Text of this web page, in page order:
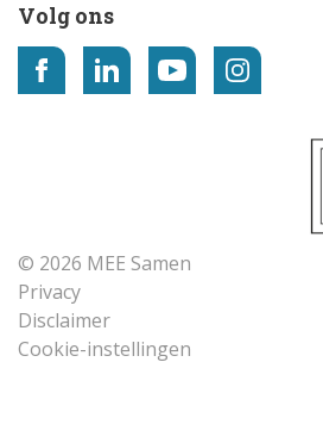
Volg ons
© 2026 MEE Samen
Privacy
Disclaimer
Cookie-instellingen